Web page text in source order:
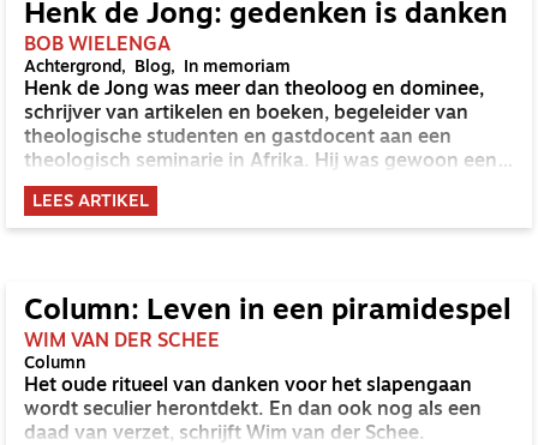
Henk de Jong: gedenken is danken
BOB WIELENGA
Achtergrond Blog In memoriam
Henk de Jong was meer dan theoloog en dominee,
schrijver van artikelen en boeken, begeleider van
theologische studenten en gastdocent aan een
theologisch seminarie in Afrika. Hij was gewoon een
mens die van lekker eten hield in de familiekring.
LEES ARTIKEL
Column: Leven in een piramidespel
WIM VAN DER SCHEE
Column
Het oude ritueel van danken voor het slapengaan
wordt seculier herontdekt. En dan ook nog als een
daad van verzet, schrijft Wim van der Schee.